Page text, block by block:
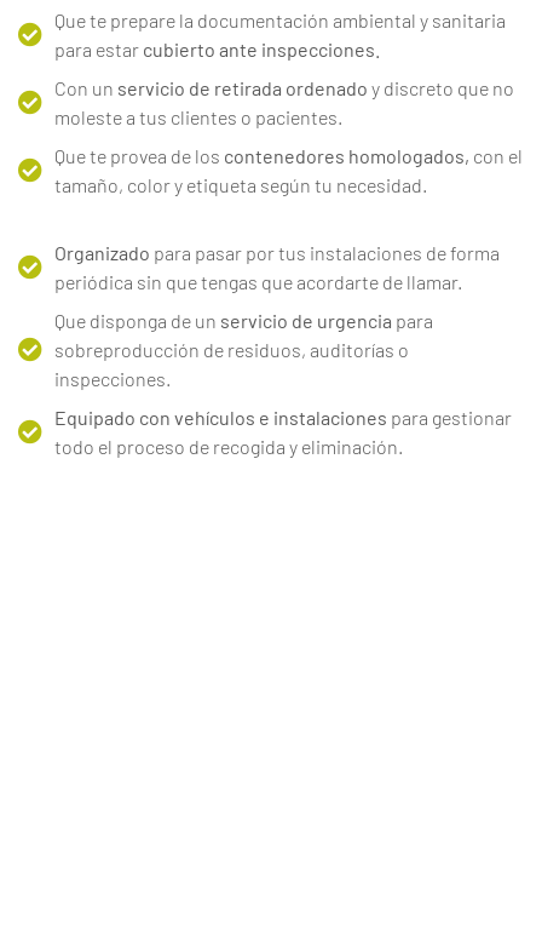
Que te prepare la documentación ambiental y sanitaria
para estar cubierto ante inspecciones.
Con un servicio de retirada ordenado y discreto que no
moleste a tus clientes o pacientes.
Que te provea de los contenedores homologados, con el
tamaño, color y etiqueta según tu necesidad.
Organizado para pasar por tus instalaciones de forma
periódica sin que tengas que acordarte de llamar.
Que disponga de un servicio de urgencia para
sobreproducción de residuos, auditorías o
inspecciones.
Equipado con vehículos e instalaciones para gestionar
todo el proceso de recogida y eliminación.